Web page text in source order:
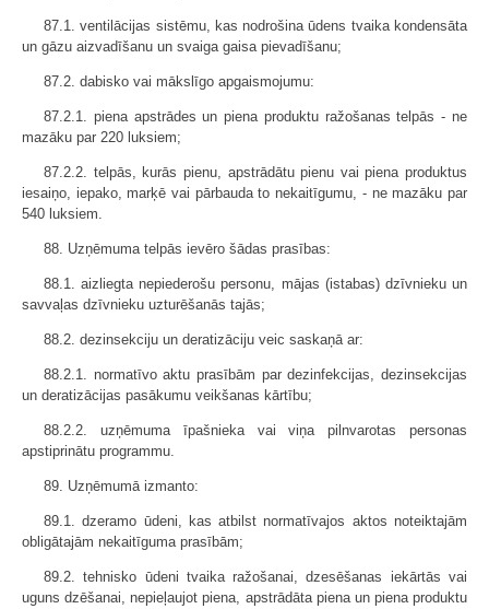
87.1. ventilācijas sistēmu, kas nodrošina ūdens tvaika kondensāta
un gāzu aizvadīšanu un svaiga gaisa pievadīšanu;
87.2. dabisko vai mākslīgo apgaismojumu:
87.2.1. piena apstrādes un piena produktu ražošanas telpās - ne
mazāku par 220 luksiem;
87.2.2. telpās, kurās pienu, apstrādātu pienu vai piena produktus
iesaiņo, iepako, marķē vai pārbauda to nekaitīgumu, - ne mazāku par
540 luksiem.
88. Uzņēmuma telpās ievēro šādas prasības:
88.1. aizliegta nepiederošu personu, mājas (istabas) dzīvnieku un
savvaļas dzīvnieku uzturēšanās tajās;
88.2. dezinsekciju un deratizāciju veic saskaņā ar:
88.2.1. normatīvo aktu prasībām par dezinfekcijas, dezinsekcijas
un deratizācijas pasākumu veikšanas kārtību;
88.2.2. uzņēmuma īpašnieka vai viņa pilnvarotas personas
apstiprinātu programmu.
89. Uzņēmumā izmanto:
89.1. dzeramo ūdeni, kas atbilst normatīvajos aktos noteiktajām
obligātajām nekaitīguma prasībām;
89.2. tehnisko ūdeni tvaika ražošanai, dzesēšanas iekārtās vai
uguns dzēšanai, nepieļaujot piena, apstrādāta piena un piena produktu